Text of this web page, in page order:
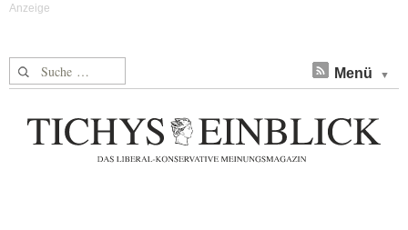
Suche nach: Menü